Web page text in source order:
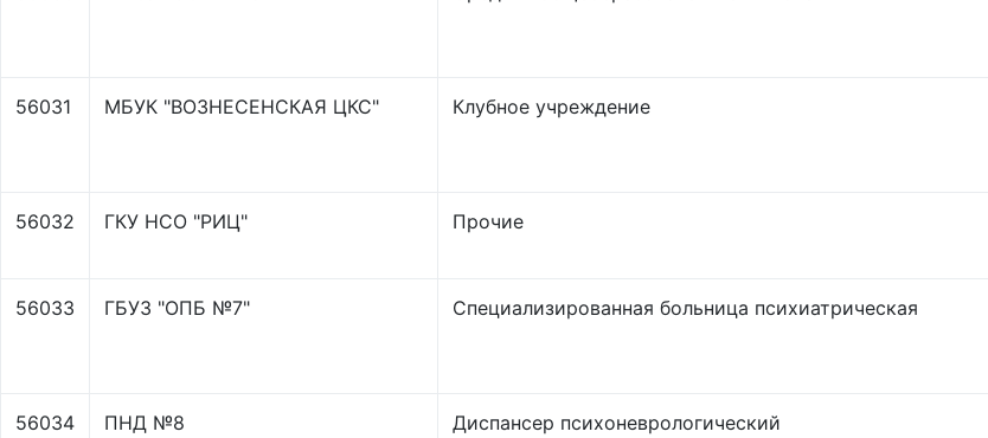
56031 МБУК "ВОЗНЕСЕНСКАЯ ЦКС" Клубное учреждение
56032 ГКУ НСО "РИЦ" Прочие
56033 ГБУЗ "ОПБ №7" Специализированная больница психиатрическая
56034 ПНД №8 Диспансер психоневрологический